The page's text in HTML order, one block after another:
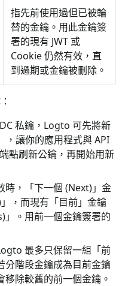
指先前使用過但已被輪
替的金鑰。用此金鑰簽
署的現有 JWT 或
Cookie 仍然有效，直
到過期或金鑰被刪除。
私鑰，Logto 可先將新
，讓你的應用程式與 API
端點刷新公鑰，再開始用新
時，「下一個 (Next)」金
，而現有「目前」金鑰
。用前一個金鑰簽署的
最多只保留一組「前
階段金鑰成為目前金鑰
除較舊的前一個金鑰。